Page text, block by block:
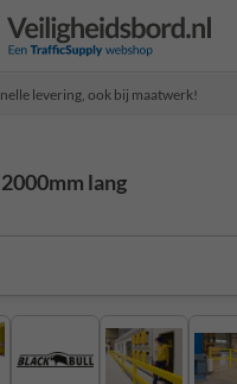
levering, ook bij maatwerk!
lang